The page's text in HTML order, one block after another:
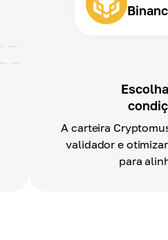
A carteira
validador e
para